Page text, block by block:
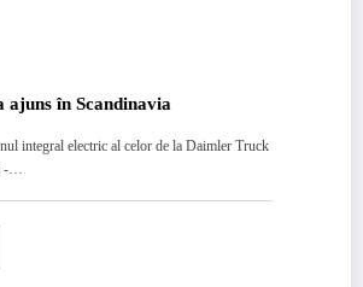
ajuns în Scandinavia
integral electric al celor de la Daimler Truck
-…